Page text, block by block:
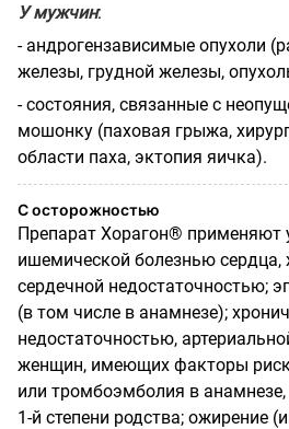
У мужчин:
- андрогензависимые опухоли
железы, грудной железы,
- состояния, связанные с
мошонку (паховая грыжа,
области паха, эктопия яичка).
С осторожностью
Препарат Хорагон® применяют
ишемической болезнью сердца,
сердечной недостаточностью;
(в том числе в анамнезе);
недостаточностью,
женщин, имеющих факторы
или тромбоэмболия в
1-й степени родства; ожирение